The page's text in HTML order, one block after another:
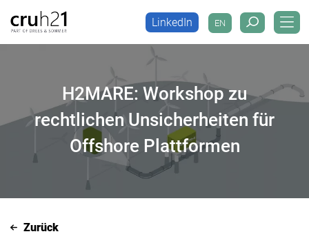
EN
LinkedIn EN
LinkedIn
H2MARE: Workshop zu
rechtlichen Unsicherheiten für
Offshore Plattformen
Zurück